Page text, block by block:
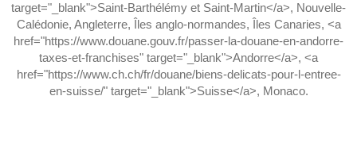
target="_blank">Saint-Barthélémy et Saint-Martin</a>, Nouvelle-
Calédonie, Angleterre, Îles anglo-normandes, Îles Canaries, <a
href="https://www.douane.gouv.fr/passer-la-douane-en-andorre-
taxes-et-franchises" target="_blank">Andorre</a>, <a
href="https://www.ch.ch/fr/douane/biens-delicats-pour-l-entree-
en-suisse/" target="_blank">Suisse</a>, Monaco.